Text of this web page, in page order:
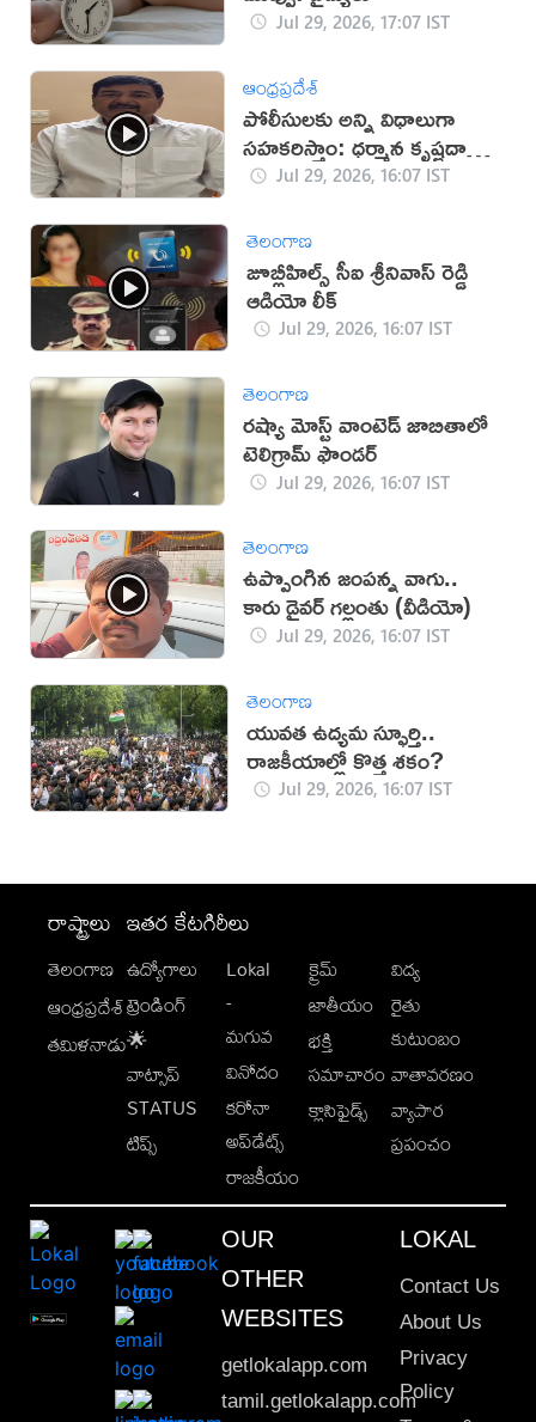
Jul 29, 2026, 17:07 IST
ఆంధ్రప్రదేశ్
పోలీసులకు అన్ని విధాలుగా
సహకరిస్తాం: ధర్మాన కృష్ణదాస్
(వీడియో)
Jul 29, 2026, 16:07 IST
తెలంగాణ
జూబ్లీహిల్స్ సీఐ శ్రీనివాస్ రెడ్డి
ఆడియో లీక్
Jul 29, 2026, 16:07 IST
తెలంగాణ
రష్యా మోస్ట్ వాంటెడ్ జాబితాలో
టెలిగ్రామ్ ఫౌండర్
Jul 29, 2026, 16:07 IST
తెలంగాణ
ఉప్పొంగిన జంపన్న వాగు..
కారు డ్రైవర్ గల్లంతు (వీడియో)
Jul 29, 2026, 16:07 IST
తెలంగాణ
యువత ఉద్యమ స్ఫూర్తి..
రాజకీయాల్లో కొత్త శకం?
Jul 29, 2026, 16:07 IST
రాష్ట్రాలు
తెలంగాణ
ఆంధ్రప్రదేశ్
తమిళనాడు
ఇతర కేటగిరీలు
ఉద్యోగాలు
ట్రెండింగ్
🌟
వాట్సాప్
STATUS
టిప్స్
Lokal
-
మగువ
వినోదం
కరోనా
అప్‌డేట్స్
రాజకీయం
క్రైమ్
జాతీయం
భక్తి
సమాచారం
క్లాసిఫైడ్స్
విద్య
రైతు
కుటుంబం
వాతావరణం
వ్యాపార
ప్రపంచం
OUR
OTHER
WEBSITES
getlokalapp.com
tamil.getlokalapp.com
LOKAL
Contact Us
About Us
Privacy
Policy